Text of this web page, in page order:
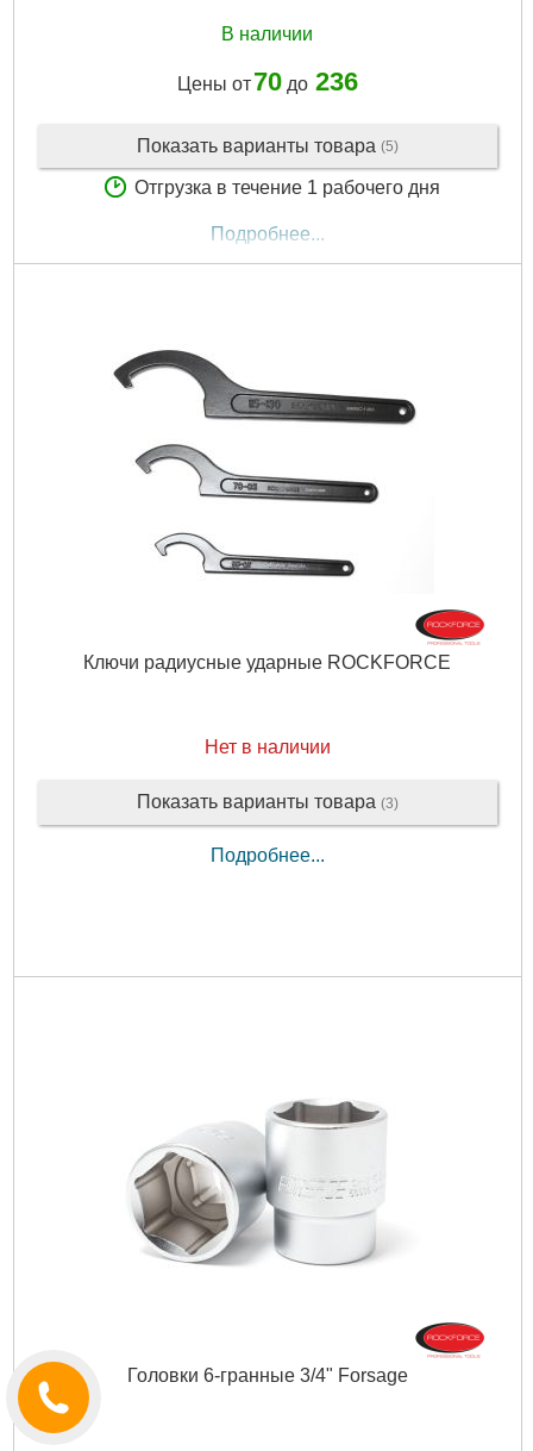
В наличии
Цены от 70до 236
Показать варианты товара (5)
Отгрузка в течение 1 рабочего дня
Подробнее...
Ключи радиусные ударные ROCKFORCE
Нет в наличии
Показать варианты товара (3)
Подробнее...
Головки 6-гранные 3/4" Forsage